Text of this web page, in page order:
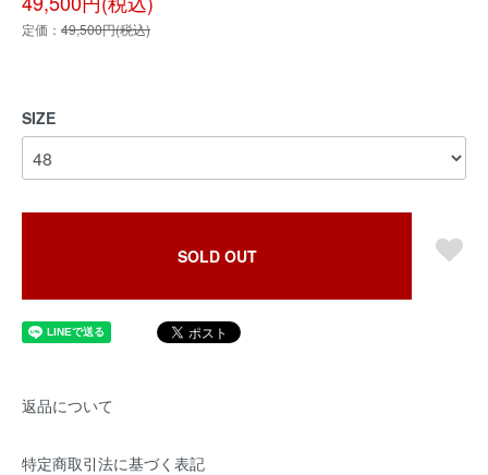
定価： 49,500円(税込)
SIZE
SOLD OUT
返品について
特定商取引法に基づく表記